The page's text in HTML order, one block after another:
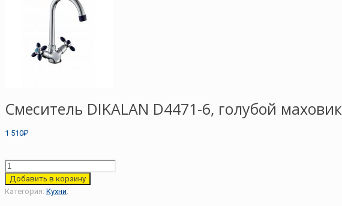
Смеситель DIKALAN D4471-6, голубой маховик
1 510₽
Добавить в корзину
Категория: Кухни